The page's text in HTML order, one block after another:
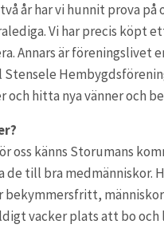
år har vi hunnit prova
Vi har precis köpt
Annars är föreningslivet
hitta nya vänner och
oss känns Storumans
till bra medmänniskor.
bekymmersfritt,
vacker plats att bo och